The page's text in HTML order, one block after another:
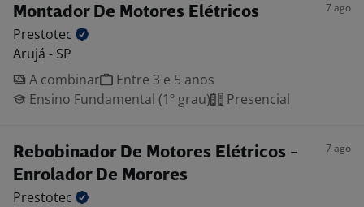
Montador De Motores Elétricos 7 ago
Prestotec
Arujá - SP
A combinar
Entre 3 e 5 anos
Ensino Fundamental (1º grau)
Presencial
Rebobinador De Motores Elétricos -
Enrolador De Morores
7 ago
Prestotec